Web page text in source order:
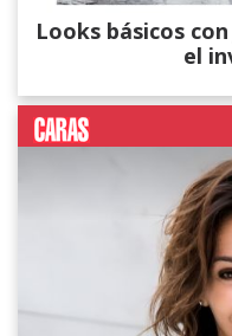
Looks básicos
el